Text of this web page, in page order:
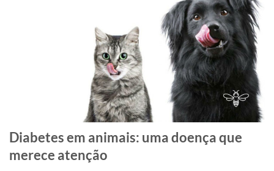
Diabetes em animais: uma doença que
merece atenção